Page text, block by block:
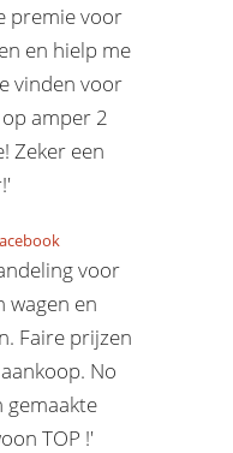
premie voor
en hielp me
vinden voor
amper 2
Zeker een
voor
wagen en
Faire prijzen
No
gemaakte
TOP !'